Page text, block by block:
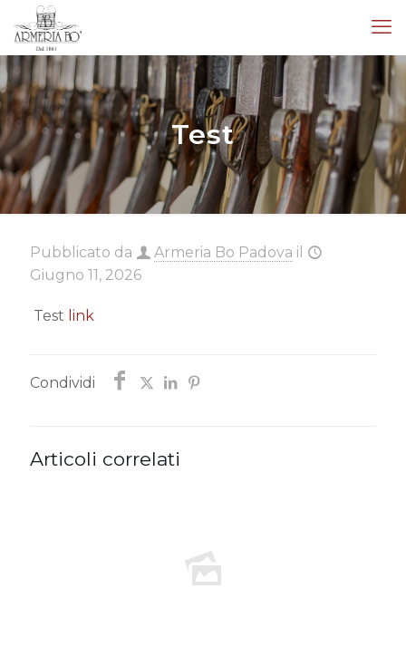
Test
Pubblicato da Armeria Bo Padova il
Giugno 11, 2026
Test link
Condividi
Articoli correlati